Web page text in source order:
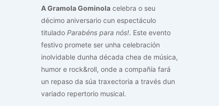
A Gramola Gominola celebra o seu
décimo aniversario cun espectáculo
titulado Parabéns para nós!. Este evento
festivo promete ser unha celebración
inolvidable dunha década chea de música,
humor e rock&roll, onde a compañía fará
un repaso da súa traxectoria a través dun
variado repertorio musical.